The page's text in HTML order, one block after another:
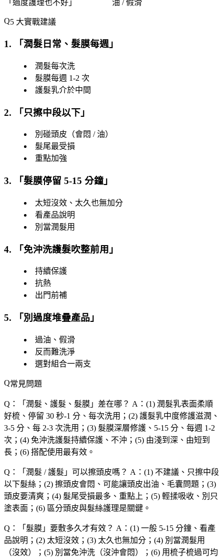
「 過度護理也不好 」 油 / 假滑
5 大實戰建議
1. 「潤髮日常、髮膜每週 」
潤髮每次洗
髮膜每週 1-2 次
護髮乳介於中間
2. 「只擦中段以下 」
別碰頭皮（會悶 / 油）
髮尾最受損
重點加強
3. 「髮膜停留 5-15 分鐘 」
太短沒效、太久也無加分
看產品說明
別當潤髮用
4. 「免沖洗護髮吹整前用 」
持續保護
抗熱
出門前補
5. 「 別過度堆疊產品 」
過油、假滑
反而難洗淨
選對組合一兩支
常見問題
Q：「 潤髮、護髮、髮膜 」差在哪？ A：(1) 潤髮乳表面柔順
好梳、停留 30 秒-1 分、每次洗用；(2) 護髮乳中度修護滋潤、
3-5 分、每 2-3 次洗用；(3) 髮膜深層修護、5-15 分、每週 1-2
次；(4) 免沖洗護髮持續保護、不沖；(5) 由淺到深、由短到
長；(6) 搭配使用最有效。
Q：「 潤髮 / 護髮 」可以擦頭皮嗎？ A：(1) 不建議、只擦中段
以下髮絲；(2) 擦頭皮會悶、可能讓頭皮出油、毛囊問題；(3)
頭皮要清爽；(4) 髮尾受損最多、重點上；(5) 輕揉吸收、別只
塗表面；(6) 區分頭皮與髮絲護理是關鍵。
Q：「 髮膜 」要敷多久才有效？ A：(1) 一般 5-15 分鐘、看產
品說明；(2) 太短沒效；(3) 太久也無加分；(4) 別當潤髮用
（沒效）；(5) 別當免沖洗（沒沖會悶）；(6) 用梳子梳過可均